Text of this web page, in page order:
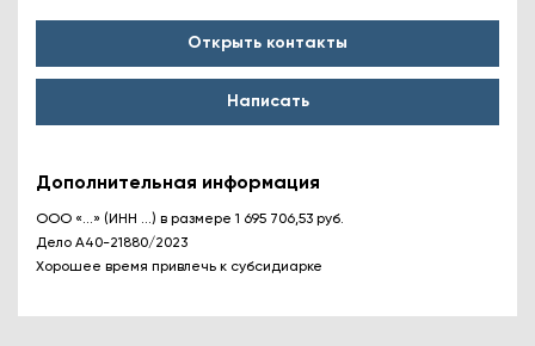
Открыть контакты
Написать
Дополнительная информация
ООО «...» (ИНН ...) в размере 1 695 706,53 руб.
Дело А40-21880/2023
Хорошее время привлечь к субсидиарке